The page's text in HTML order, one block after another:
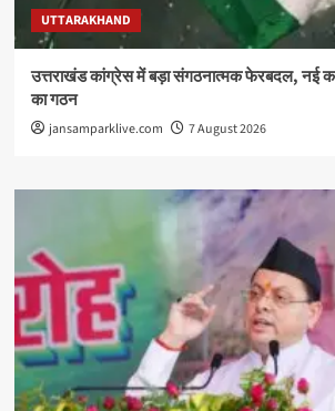
UTTARAKHAND
उत्तराखंड कांग्रेस में बड़ा संगठनात्मक फेरबदल, नई
का गठन
jansamparklive.com 7 August 2026